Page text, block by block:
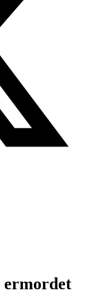
ermordet